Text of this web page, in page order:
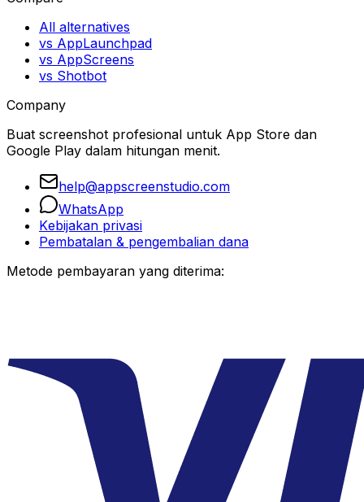
All alternatives
vs AppLaunchpad
vs AppScreens
vs Shotbot
Company
Buat screenshot profesional untuk App Store dan
Google Play dalam hitungan menit.
help@appscreenstudio.com
WhatsApp
Kebijakan privasi
Pembatalan & pengembalian dana
Metode pembayaran yang diterima: